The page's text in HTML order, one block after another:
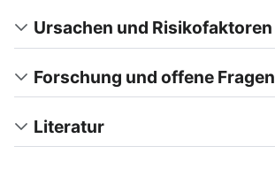
Ursachen und Risikofaktoren
Forschung und offene Fragen
Literatur